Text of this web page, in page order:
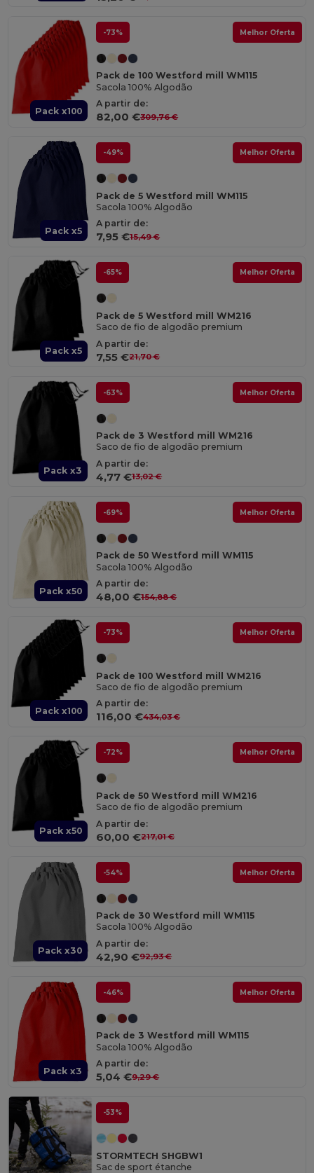
Pack x100
-73% Melhor Oferta
Pack de 100 Westford mill WM115
Sacola 100% Algodão
A partir de:
82,00 €309,76 €
Pack x5
-49% Melhor Oferta
Pack de 5 Westford mill WM115
Sacola 100% Algodão
A partir de:
7,95 €15,49 €
Pack x5
-65% Melhor Oferta
Pack de 5 Westford mill WM216
Saco de fio de algodão premium
A partir de:
7,55 €21,70 €
Pack x3
-63% Melhor Oferta
Pack de 3 Westford mill WM216
Saco de fio de algodão premium
A partir de:
4,77 €13,02 €
Pack x50
-69% Melhor Oferta
Pack de 50 Westford mill WM115
Sacola 100% Algodão
A partir de:
48,00 €154,88 €
Pack x100
-73% Melhor Oferta
Pack de 100 Westford mill WM216
Saco de fio de algodão premium
A partir de:
116,00 €434,03 €
Pack x50
-72% Melhor Oferta
Pack de 50 Westford mill WM216
Saco de fio de algodão premium
A partir de:
60,00 €217,01 €
Pack x30
-54% Melhor Oferta
Pack de 30 Westford mill WM115
Sacola 100% Algodão
A partir de:
42,90 €92,93 €
Pack x3
-46% Melhor Oferta
Pack de 3 Westford mill WM115
Sacola 100% Algodão
A partir de:
5,04 €9,29 €
-53%
STORMTECH SHGBW1
Sac de sport étanche